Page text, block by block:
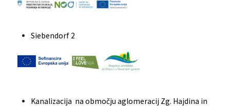
Siebendorf 2
Kanalizacija na območju aglomeracij Zg. Hajdina in